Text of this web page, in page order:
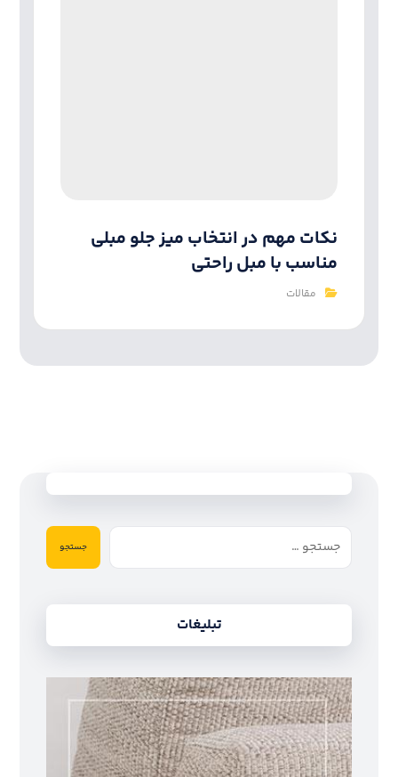
نکات مهم در انتخاب میز جلو مبلی
مناسب با مبل راحتی
مقالات
جستجو
تبلیغات